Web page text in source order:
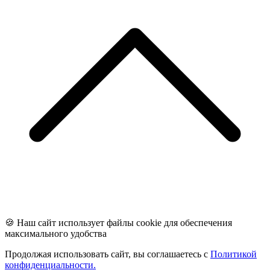
🍪 Наш сайт использует файлы cookie для обеспечения
максимального удобства
Продолжая использовать сайт, вы соглашаетесь с Политикой
конфиденциальности.